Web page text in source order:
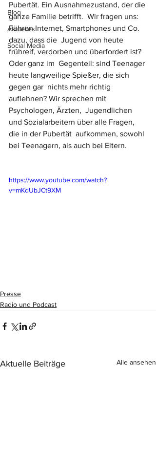
Blog
Aktuelles
Social Media
Pubertät. Ein Ausnahmezustand, der die
ganze Familie betrifft.  Wir fragen uns:
Führen Internet, Smartphones und Co.
dazu, dass die  Jugend von heute
frühreif, verdorben und überfordert ist?
Oder ganz im  Gegenteil: sind Teenager
heute langweilige Spießer, die sich
gegen gar  nichts mehr richtig
auflehnen? Wir sprechen mit
Psychologen, Ärzten,  Jugendlichen
und Sozialarbeitern über alle Fragen,
die in der Pubertät  aufkommen, sowohl
bei Teenagern, als auch bei Eltern.
https://www.youtube.com/watch?
v=mKdUbJCt9XM
Presse
Radio und Podcast
Aktuelle Beiträge Alle ansehen